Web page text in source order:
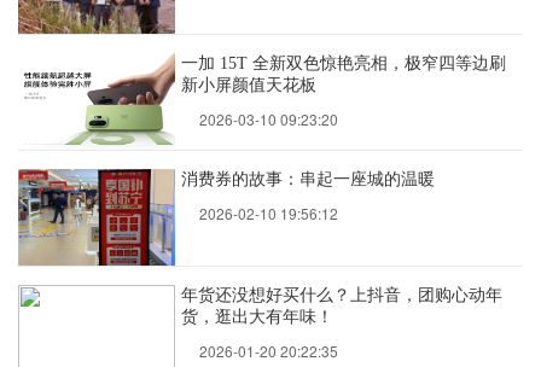
一加 15T 全新双色惊艳亮相，极窄四等边刷
新小屏颜值天花板
2026-03-10 09:23:20
消费券的故事：串起一座城的温暖
2026-02-10 19:56:12
年货还没想好买什么？上抖音，团购心动年
货，逛出大有年味！
2026-01-20 20:22:35